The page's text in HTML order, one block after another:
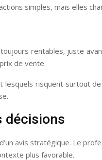
simples, mais elles
rentables, juste
de vente.
risquent surtout
décisions
avis stratégique. Le
plus favorable.